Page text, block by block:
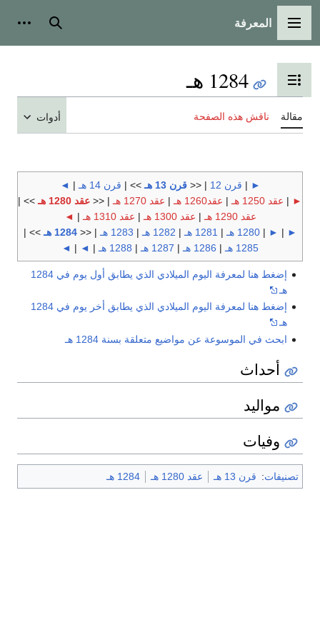
القائمة الرئيسية
المعرفة بحث
تبديل عرض جدول المحتويات
1284 هـ
مقالة ناقش هذه الصفحة أدوات
►
| قرن 12 | <<قرن 13 هـ >> | قرن 14 هـ |
◄
►
| عقد 1250 هـ | عقد1260 هـ | عقد 1270 هـ | << عقد 1280 هـ
>> |
عقد 1290 هـ
| عقد 1300 هـ | عقد 1310 هـ |
◄
►
|
►
|1280 هـ | 1281 هـ | 1282 هـ | 1283 هـ | <<1284 هـ
>> |
1285 هـ
| 1286 هـ | 1287 هـ | 1288 هـ |
◄
|
◄
إضغط هنا لمعرفة اليوم الميلادي الذي يطابق أول يوم في 1284
هـ
إضغط هنا لمعرفة اليوم الميلادي الذي يطابق أخر يوم في 1284
هـ
ابحث في الموسوعة عن مواضيع متعلقة بسنة 1284 هـ
أحداث
مواليد
وفيات
تصنيفات: قرن 13 هـ عقد 1280 هـ 1284 هـ